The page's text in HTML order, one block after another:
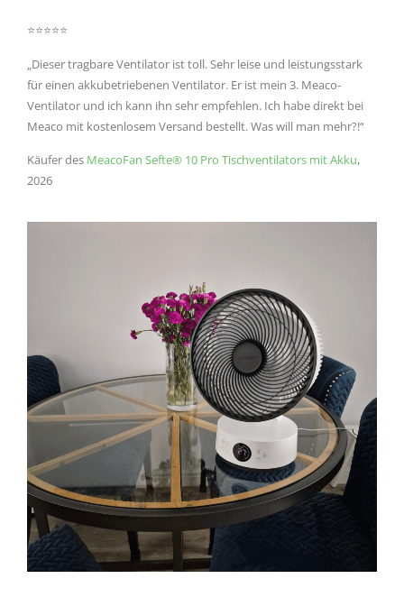
⭐⭐⭐⭐⭐
„Dieser tragbare Ventilator ist toll. Sehr leise und leistungsstark
für einen akkubetriebenen Ventilator. Er ist mein 3. Meaco-
Ventilator und ich kann ihn sehr empfehlen. Ich habe direkt bei
Meaco mit kostenlosem Versand bestellt. Was will man mehr?!“
Käufer des MeacoFan Sefte® 10 Pro Tischventilators mit Akku,
2026